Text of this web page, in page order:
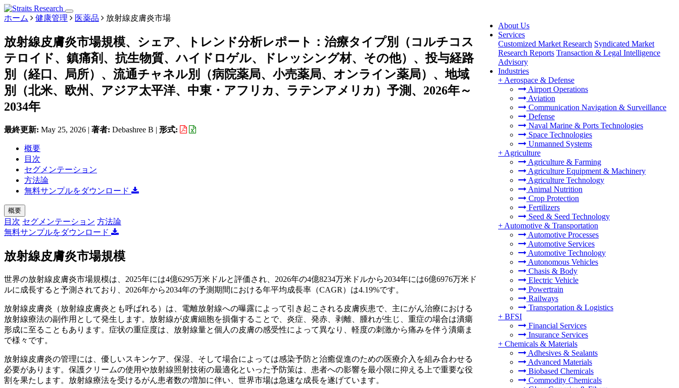
About Us
Services
Customized Market Research Syndicated Market
Research Reports Transaction & Legal Intelligence
Advisory
Industries
+ Aerospace & Defense
Airport Operations
Aviation
Communication Navigation & Surveillance
Defense
Naval Marine & Ports Technologies
Space Technologies
Unmanned Systems
+ Agriculture
Agriculture & Farming
Agriculture Equipment & Machinery
Agriculture Technology
Animal Nutrition
Crop Protection
Fertilizers
Seed & Seed Technology
+ Automotive & Transportation
Automotive Processes
Automotive Services
Automotive Technology
Autonomous Vehicles
Chasis & Body
Electric Vehicle
Powertrain
Railways
Transportation & Logistics
+ BFSI
Financial Services
Insurance Services
+ Chemicals & Materials
Adhesives & Sealants
Advanced Materials
Biobased Chemicals
Commodity Chemicals
ホーム 健康管理 医薬品 放射線皮膚炎市場
放射線皮膚炎市場規模、シェア、トレンド分析レポート：治療タイプ別（コルチコス
テロイド、鎮痛剤、抗生物質、ハイドロゲル、ドレッシング材、その他）、投与経路
別（経口、局所）、流通チャネル別（病院薬局、小売薬局、オンライン薬局）、地域
別（北米、欧州、アジア太平洋、中東・アフリカ、ラテンアメリカ）予測、2026年～
2034年
最終更新: May 25, 2026 | 著者: Debashree B | 形式:
概要
目次
セグメンテーション
方法論
無料サンプルをダウンロード
概要
目次 セグメンテーション 方法論
無料サンプルをダウンロード
放射線皮膚炎市場規模
世界の放射線皮膚炎市場規模は、2025年には4億6295万米ドルと評価され、2026年の4億8234万米ドルから2034年には6億6976万米ド
ルに成長すると予測されており、2026年から2034年の予測期間における年平均成長率（CAGR）は4.19%です。
放射線皮膚炎（放射線皮膚炎とも呼ばれる）は、電離放射線への曝露によって引き起こされる皮膚疾患で、主にがん治療における
放射線療法の副作用として発生します。放射線が皮膚細胞を損傷することで、炎症、発赤、剥離、腫れが生じ、重症の場合は潰瘍
形成に至ることもあります。症状の重症度は、放射線量と個人の皮膚の感受性によって異なり、軽度の刺激から痛みを伴う潰瘍ま
で様々です。
放射線皮膚炎の管理には、優しいスキンケア、保湿、そして場合によっては感染予防と治癒促進のための医療介入を組み合わせる
必要があります。保護クリームの使用や放射線照射技術の最適化といった予防策は、患者への影響を最小限に抑える上で重要な役
割を果たします。放射線療法を受けるがん患者数の増加に伴い、世界市場は急速な成長を遂げています。